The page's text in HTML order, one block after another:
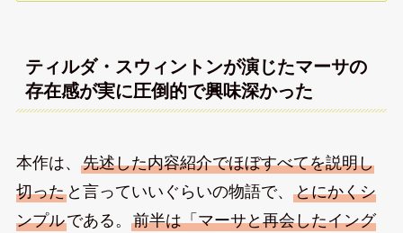
ティルダ・スウィントンが演じたマーサの
存在感が実に圧倒的で興味深かった
本作は、 先述した内容紹介でほぼすべてを説明し
切ったと言っていいぐらいの物語で、 とにかくシ
ンプルである。 前半は「マーサと再会したイング